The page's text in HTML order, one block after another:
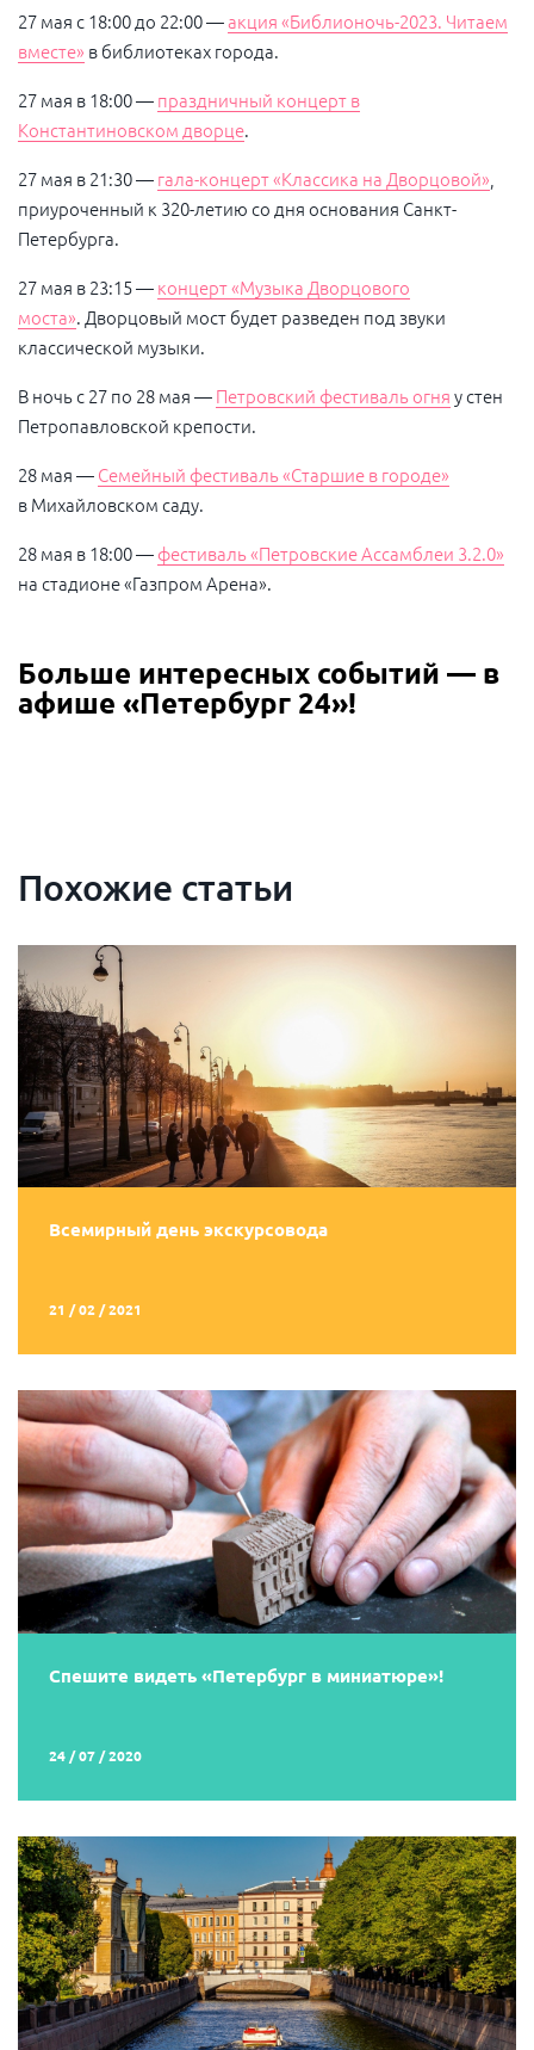
27 мая с 18:00 до 22:00 —акция «Библионочь-2023. Читаем
вместе» в библиотеках города.
27 мая в 18:00 —праздничный концерт в
Константиновском дворце.
27 мая в 21:30 —гала-концерт «Классика на Дворцовой»
приуроченный к 320-летию со дня основания Санкт-
Петербурга.
27 мая в 23:15 —концерт «Музыка Дворцового
моста». Дворцовый мост будет разведен под звуки
классической музыки.
В ночь с 27 по 28 мая —Петровский фестиваль огняу стен
Петропавловской крепости.
28 мая —Семейный фестиваль «Старшие в городе»
в Михайловском саду.
28 мая в 18:00 —фестиваль «Петровские Ассамблеи 3.2.0»
на стадионе «Газпром Арена».
Больше интересных событий — в
афише «Петербург 24»!
Похожие статьи
Всемирный день экскурсовода
21 / 02 / 2021
Спешите видеть «Петербург в миниатюре»!
24 / 07 / 2020